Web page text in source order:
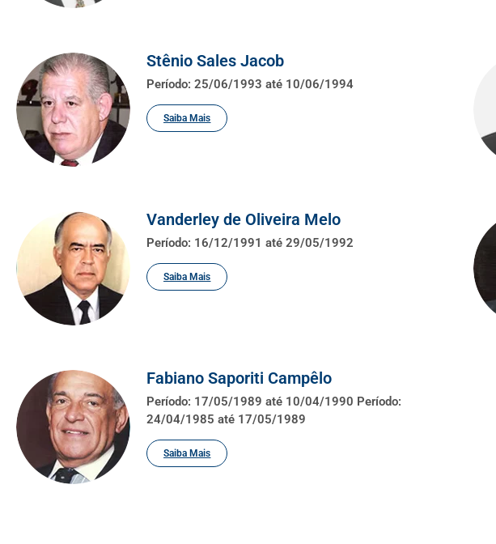
Stênio Sales Jacob
Período: 25/06/1993 até 10/06/1994
Saiba Mais
Vanderley de Oliveira Melo
Período: 16/12/1991 até 29/05/1992
Saiba Mais
Fabiano Saporiti Campêlo
Período: 17/05/1989 até 10/04/1990 Período:
24/04/1985 até 17/05/1989
Saiba Mais